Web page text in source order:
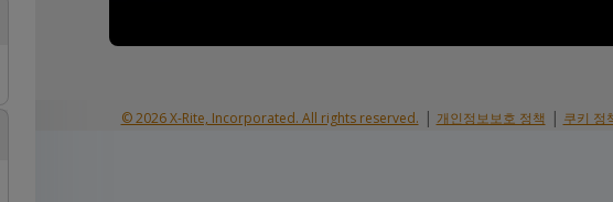
© 2026 X-Rite, Incorporated. All rights reserved. | 개인정보보호 정책 | 쿠키 정